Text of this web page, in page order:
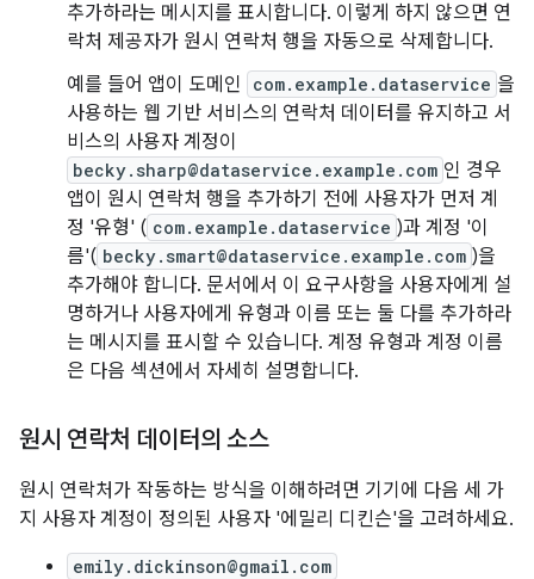
추가하라는 메시지를 표시합니다. 이렇게 하지 않으면 연
락처 제공자가 원시 연락처 행을 자동으로 삭제합니다.
예를 들어 앱이 도메인
com.example.dataservice 을
사용하는 웹 기반 서비스의 연락처 데이터를 유지하고 서
비스의 사용자 계정이
becky.sharp@dataservice.example.com 인 경우
앱이 원시 연락처 행을 추가하기 전에 사용자가 먼저 계
정 '유형' ( com.example.dataservice )과 계정 '이
름'( becky.smart@dataservice.example.com )을
추가해야 합니다. 문서에서 이 요구사항을 사용자에게 설
명하거나 사용자에게 유형과 이름 또는 둘 다를 추가하라
는 메시지를 표시할 수 있습니다. 계정 유형과 계정 이름
은 다음 섹션에서 자세히 설명합니다.
원시 연락처 데이터의 소스
원시 연락처가 작동하는 방식을 이해하려면 기기에 다음 세 가
지 사용자 계정이 정의된 사용자 '에밀리 디킨슨'을 고려하세요.
emily.dickinson@gmail.com